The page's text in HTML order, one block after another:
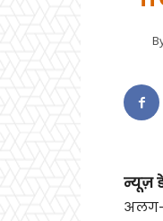
न्यूज़
अलग-